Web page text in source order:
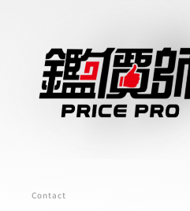
Contact